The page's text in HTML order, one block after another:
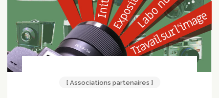
[ Associations partenaires ]